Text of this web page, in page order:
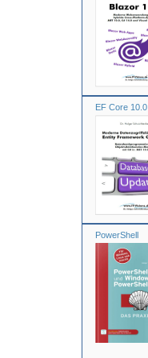
EF Core 10.0
PowerShell